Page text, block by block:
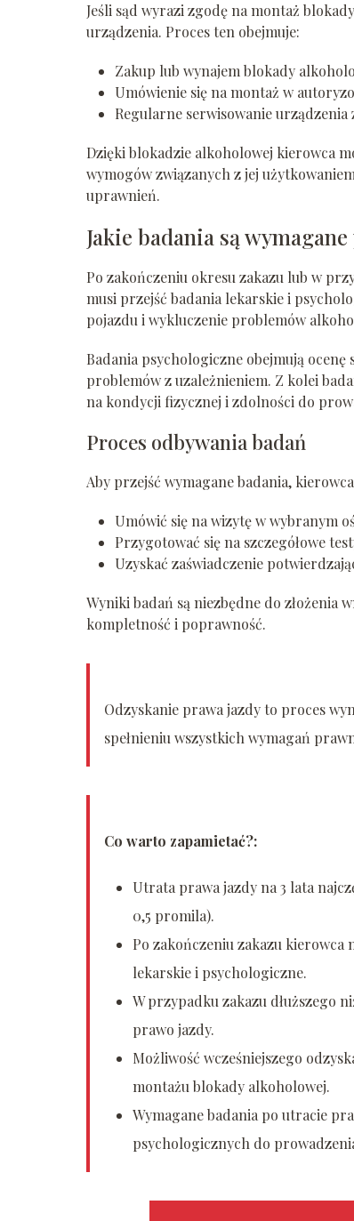
Jeśli sąd wyrazi zgodę na montaż
urządzenia. Proces ten obejmuje:
Zakup lub wynajem blokady
Umówienie się na montaż w
Regularne serwisowanie
Dzięki blokadzie alkoholowej kierowca
wymogów związanych z jej
uprawnień.
Jakie badania są
Po zakończeniu okresu zakazu lub w
musi przejść badania lekarskie i
pojazdu i wykluczenie problemów
Badania psychologiczne obejmują
problemów z uzależnieniem. Z kolei
na kondycji fizycznej i zdolności do
Proces odbywania badań
Aby przejść wymagane badania,
Umówić się na wizytę w wybranym
Przygotować się na szczegółowe
Uzyskać zaświadczenie
Wyniki badań są niezbędne do
kompletność i poprawność.
Odzyskanie prawa jazdy to proces
spełnieniu wszystkich wymagań
Co warto zapamietać?:
Utrata prawa jazdy na 3 lata
0,5 promila).
Po zakończeniu zakazu
lekarskie i psychologiczne.
W przypadku zakazu dłuższego
prawo jazdy.
Możliwość wcześniejszego
montażu blokady alkoholowej.
Wymagane badania po utracie
psychologicznych do